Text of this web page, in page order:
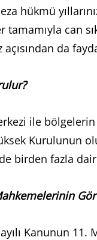
hükmü
tamamıyla can
da
ile
Kurulunun
birden fazla
Kanunun